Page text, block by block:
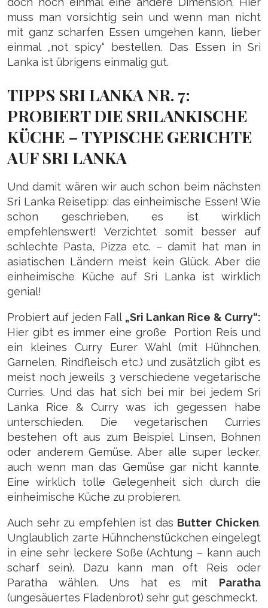
muss man vorsichtig sein und wenn man nicht
mit ganz scharfen Essen umgehen kann, lieber
einmal „not spicy“ bestellen. Das Essen in Sri
Lanka ist übrigens einmalig gut.
TIPPS SRI LANKA NR. 7:
PROBIERT DIE SRILANKISCHE
KÜCHE – TYPISCHE GERICHTE
AUF SRI LANKA
Und damit wären wir auch schon beim nächsten
Sri Lanka Reisetipp: das einheimische Essen! Wie
schon geschrieben, es ist wirklich
empfehlenswert! Verzichtet somit besser auf
schlechte Pasta, Pizza etc. – damit hat man in
asiatischen Ländern meist kein Glück. Aber die
einheimische Küche auf Sri Lanka ist wirklich
genial!
Probiert auf jeden Fall „Sri Lankan Rice & Curry“:
Hier gibt es immer eine große Portion Reis und
ein kleines Curry Eurer Wahl (mit Hühnchen,
Garnelen, Rindfleisch etc.) und zusätzlich gibt es
meist noch jeweils 3 verschiedene vegetarische
Curries. Und das hat sich bei mir bei jedem Sri
Lanka Rice & Curry was ich gegessen habe
unterschieden. Die vegetarischen Curries
bestehen oft aus zum Beispiel Linsen, Bohnen
oder anderem Gemüse. Aber alle super lecker,
auch wenn man das Gemüse gar nicht kannte.
Eine wirklich tolle Gelegenheit sich durch die
einheimische Küche zu probieren.
Auch sehr zu empfehlen ist das Butter Chicken.
Unglaublich zarte Hühnchenstückchen eingelegt
in eine sehr leckere Soße (Achtung – kann auch
scharf sein). Dazu kann man oft Reis oder
Paratha wählen. Uns hat es mit Paratha
(ungesäuertes Fladenbrot) sehr gut geschmeckt.